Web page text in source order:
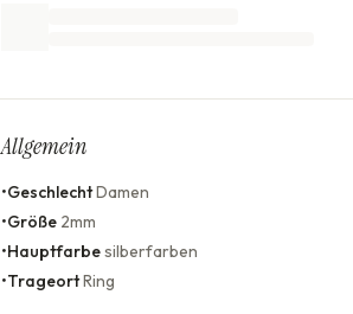
Allgemein
•GeschlechtDamen
•Größe 2mm
•Hauptfarbesilberfarben
•TrageortRing